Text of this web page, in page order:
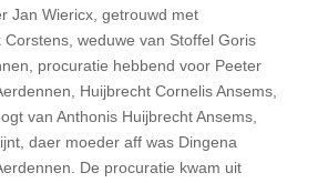
Jan Wiericx, getrouwd met
Corstens, weduwe van Stoffel Goris
procuratie hebbend voor Peeter
Huijbrecht Cornelis Ansems,
van Anthonis Huijbrecht Ansems,
daer moeder aff was Dingena
De procuratie kwam uit